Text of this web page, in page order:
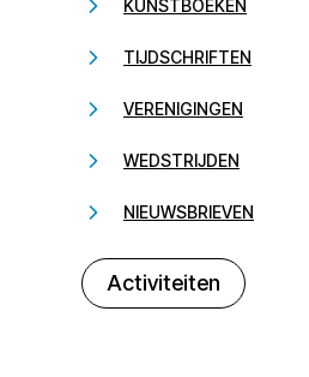
KUNSTBOEKEN
TIJDSCHRIFTEN
VERENIGINGEN
WEDSTRIJDEN
NIEUWSBRIEVEN
Activiteiten
232323